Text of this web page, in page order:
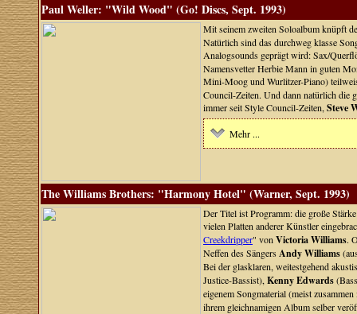
Paul Weller: "Wild Wood" (Go! Discs, Sept. 1993)
Mit seinem zweiten Soloalbum knüpft
Natürlich sind das durchweg klasse
Analogsounds geprägt wird: Sax/
Namensvetter Herbie Mann in guten
Mini-Moog und Wurlitzer-Piano)
Council-Zeiten. Und dann natürlich die
immer seit Style Council-Zeiten, Steve
Mehr ...
The Williams Brothers: "Harmony Hotel" (Warner, Sept. 1993)
Der Titel ist Programm: die große
vielen Platten anderer Künstler
Creekdripper" von Victoria Williams.
Neffen des SängersAndy Williams
Bei der glasklaren, weitestgehend
Justice-Bassist), Kenny Edwards
eigenem Songmaterial (meist
ihrem gleichnamigen Album selber